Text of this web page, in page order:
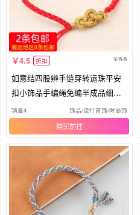
4.5 折扣 5.5
如意结四股辫手链穿转运珠平安
扣小饰品手编绳免编半成品细款
手绳
销量4 饰品/流行首饰/时尚饰品新
购买